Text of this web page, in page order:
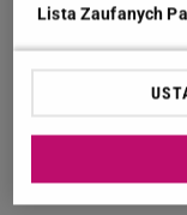
Lista Zaufanych